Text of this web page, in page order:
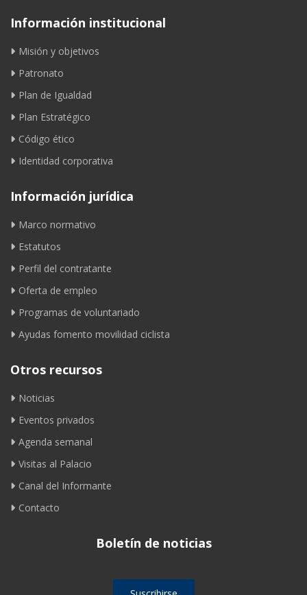
Información institucional
Misión y objetivos
Patronato
Plan de Igualdad
Plan Estratégico
Código ético
Identidad corporativa
Información jurídica
Marco normativo
Estatutos
Perfil del contratante
Oferta de empleo
Programas de voluntariado
Ayudas fomento movilidad ciclista
Otros recursos
Noticias
Eventos privados
Agenda semanal
Visitas al Palacio
Canal del Informante
Contacto
Boletín de noticias